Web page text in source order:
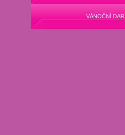
VÁNOČNÍ DAR